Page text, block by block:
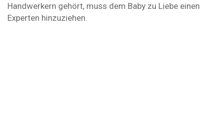
Handwerkern gehört, muss dem Baby zu Liebe einen
Experten hinzuziehen.